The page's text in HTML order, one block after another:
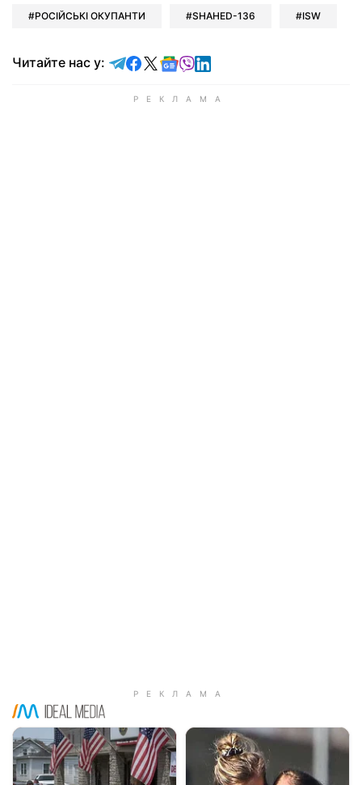
РОСІЙСЬКІ ОКУПАНТИ SHAHED-136 ISW
Читайте нас у: Читайте у Telegram
Читайте у Facebook
Читайте у X
Читайте у Google news
Читайте у Viber
Читайте у LinkedIn